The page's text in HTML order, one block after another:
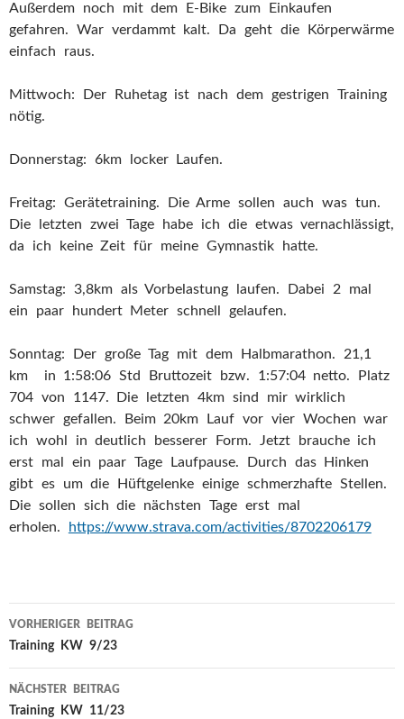
Außerdem noch mit dem E-Bike zum Einkaufen
gefahren. War verdammt kalt. Da geht die Körperwärme
einfach raus.
Mittwoch: Der Ruhetag ist nach dem gestrigen Training
nötig.
Donnerstag: 6km locker Laufen.
Freitag: Gerätetraining. Die Arme sollen auch was tun.
Die letzten zwei Tage habe ich die etwas vernachlässigt,
da ich keine Zeit für meine Gymnastik hatte.
Samstag: 3,8km als Vorbelastung laufen. Dabei 2 mal
ein paar hundert Meter schnell gelaufen.
Sonntag: Der große Tag mit dem Halbmarathon. 21,1
km in 1:58:06 Std Bruttozeit bzw. 1:57:04 netto. Platz
704 von 1147. Die letzten 4km sind mir wirklich
schwer gefallen. Beim 20km Lauf vor vier Wochen war
ich wohl in deutlich besserer Form. Jetzt brauche ich
erst mal ein paar Tage Laufpause. Durch das Hinken
gibt es um die Hüftgelenke einige schmerzhafte Stellen.
Die sollen sich die nächsten Tage erst mal
erholen.
https://www.strava.com/activities/8702206179
Beitragsnavigation
VORHERIGER BEITRAG
Training KW 9/23
NÄCHSTER BEITRAG
Training KW 11/23